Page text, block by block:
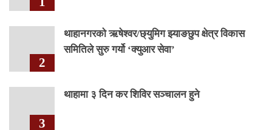
2
थाहानगरकाे ऋषेश्वर/छ्युमिग झ्याङछुप क्षेत्र विकास
समितिले सुरु गर्यो ‘क्युआर सेवा’
3
थाहामा ३ दिन कर शिविर सञ्चालन हुने